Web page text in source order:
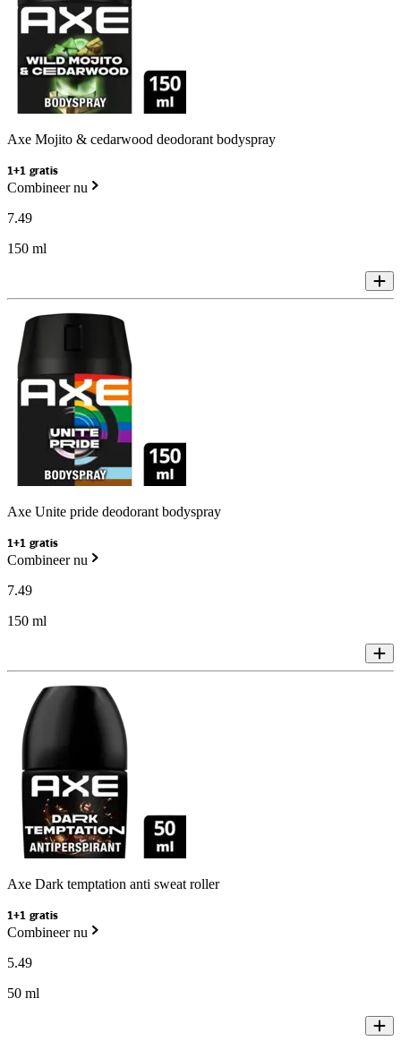
Axe Mojito & cedarwood deodorant bodyspray
1+1 gratis
Combineer nu
7.49
150 ml
Axe Unite pride deodorant bodyspray
1+1 gratis
Combineer nu
7.49
150 ml
Axe Dark temptation anti sweat roller
1+1 gratis
Combineer nu
5.49
50 ml